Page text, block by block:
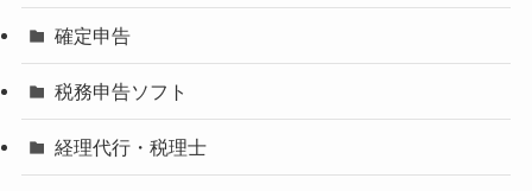
確定申告
税務申告ソフト
経理代行・税理士